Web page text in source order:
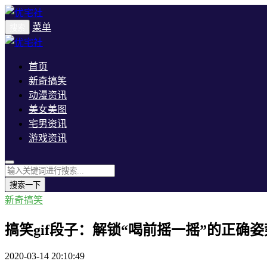
菜单
首页
新奇搞笑
动漫资讯
美女美图
宅男资讯
游戏资讯
搜索一下
新奇搞笑
搞笑gif段子：解锁“喝前摇一摇”的正确姿
2020-03-14 20:10:49